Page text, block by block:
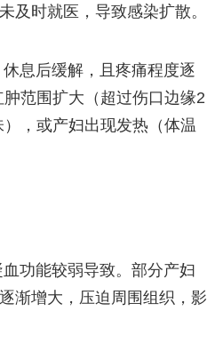
及时就医，导致感染扩散。
息后缓解，且疼痛程度逐
范围扩大（超过伤口边缘2
，或产妇出现发热（体温
功能较弱导致。部分产妇
渐增大，压迫周围组织，影